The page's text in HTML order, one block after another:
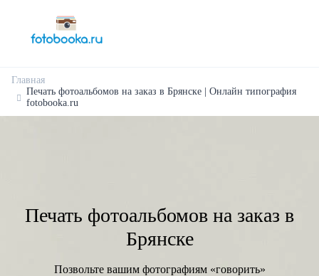
Главная
Печать фотоальбомов на заказ в Брянске | Онлайн типография
fotobooka.ru
Печать фотоальбомов на заказ в
Брянске
Позвольте вашим фотографиям «говорить»